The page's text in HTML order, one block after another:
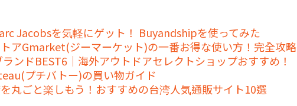
Jacobsを気軽にゲット！ Buyandshipを使ってみた
アGmarket(ジーマーケット)の一番お得な使い方！完全攻略
ンドBEST6｜海外アウトドアセレクトショップおすすめ！
プチバトー)の買い物ガイド
丸ごと楽しもう！おすすめの台湾人気通販サイト10選